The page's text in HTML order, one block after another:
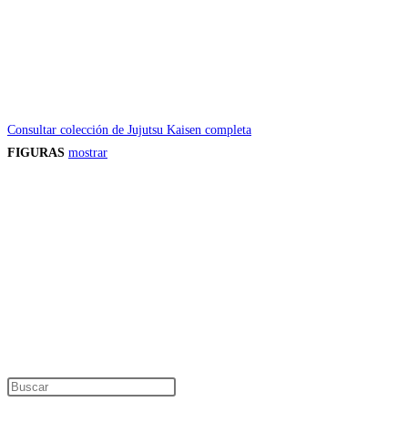
Consultar colección de Jujutsu Kaisen completa
FIGURAS mostrar